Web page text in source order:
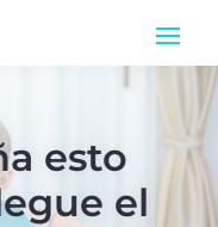
esto
el